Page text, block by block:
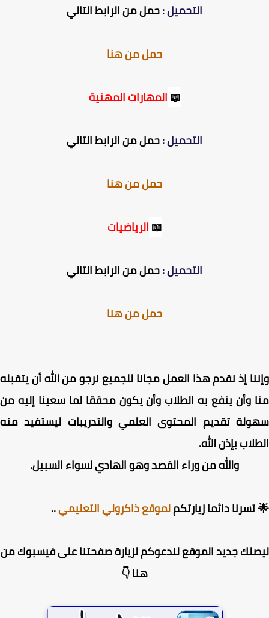
التحميل :حمل من الرابط التالي
حمل من هنا
📖المهارات المهنية
التحميل :حمل من الرابط التالي
حمل من هنا
📖الرياضيات
التحميل :حمل من الرابط التالي
حمل من هنا
إذ نقدم هذا العمل مجانا للجميع نرجو من الله أن يتقبله
وأن ينفع به الطلاب وأن يكون محققا لما سعينا إليه من
تقديم المحتوى العلمي والتدريبات ليستفيد منه
بإذن الله.
والله من وراء القصد وهو الهادي لسواء السبيل.
تسرنا دائما زيارتكملموقع ذاكرولي التعليمي..
جديد الموقع لندعوكم لزيارة صفحتنا على فيسبوك من
هنا 👇